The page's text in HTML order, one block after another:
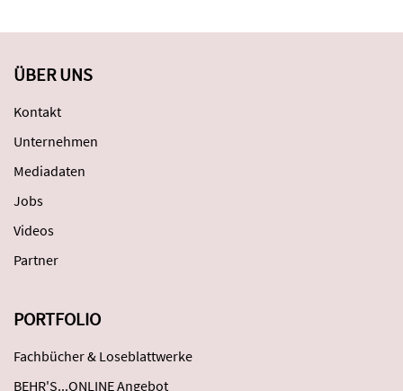
ÜBER UNS
Kontakt
Unternehmen
Mediadaten
Jobs
Videos
Partner
PORTFOLIO
Fachbücher & Loseblattwerke
BEHR'S...ONLINE Angebot